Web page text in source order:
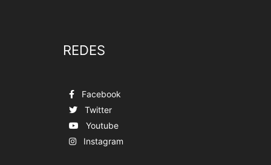
REDES
Facebook
Twitter
Youtube
Instagram